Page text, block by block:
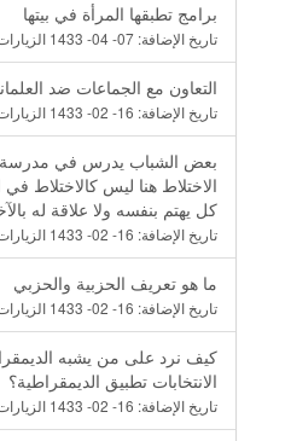
برامج تطبقها المرأة في بيتها
تاريخ الإضافة: 07- 04- 1433
التعاون مع الجماعات ضد
تاريخ الإضافة: 16- 02- 1433
بعض الشباب يدرس في مدرسة
الاختلاط هنا ليس كالاختلاط
كل يهتم بنفسه ولا علاقة له
تاريخ الإضافة: 16- 02- 1433
ما هو تعريف الحزبية والحزبي
تاريخ الإضافة: 16- 02- 1433
كيف نرد على من يشبه
الانتخابات تطبيق الديمقراطية؟
تاريخ الإضافة: 16- 02- 1433